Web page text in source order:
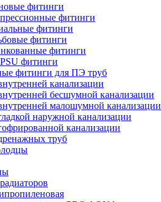
фитинги
фитинги
фитинги
фитинги
фитинги
фитинги
фитинги для ПЭ труб
канализации
бесшумной канализации
малошумной канализации
наружной канализации
канализации
труб